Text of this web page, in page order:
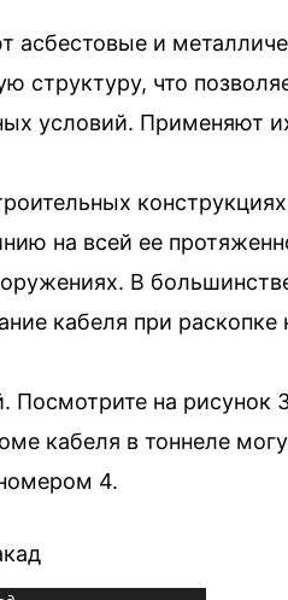
асбестовые и
структуру, что
условий. Применяют
на всей ее
В
кабеля при раскопке
на рисунок
кабеля в тоннеле
4.